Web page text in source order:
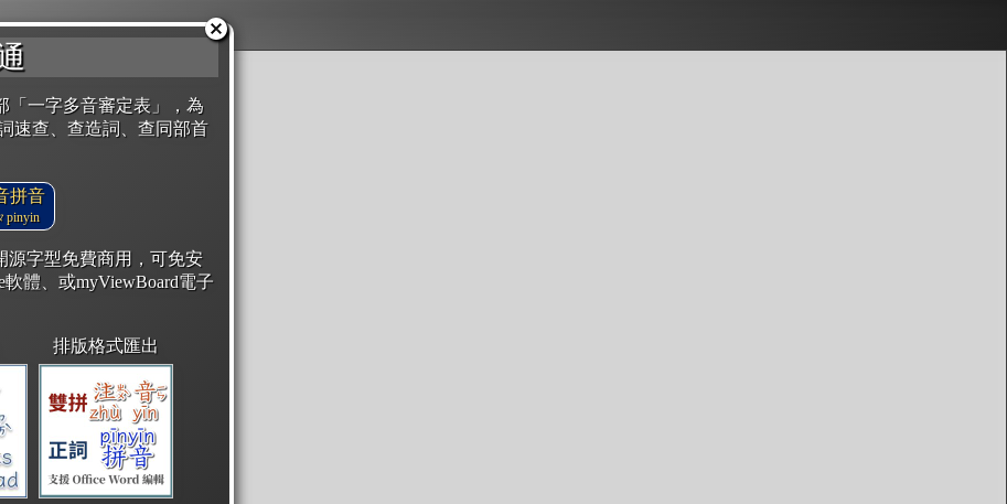
「一字多音審定表」，為
速查、查造詞、查同部首
拼音
pinyin
源字型免費商用，可免安
體、或myViewBoard電子
排版格式匯出